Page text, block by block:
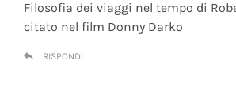
Filosofia dei viaggi nel tempo di
citato nel film Donny Darko
RISPONDI